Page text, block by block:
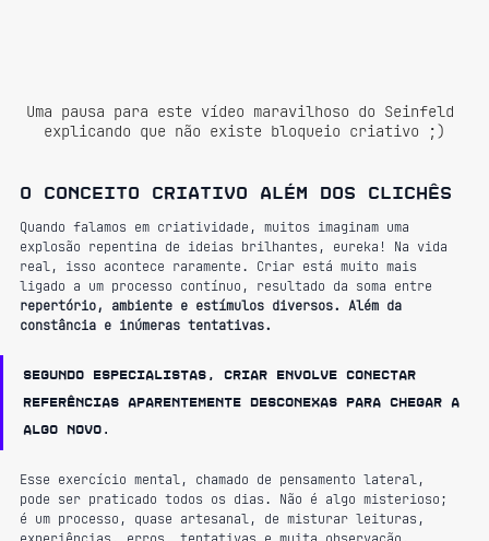
Uma pausa para este vídeo maravilhoso do Seinfeld
explicando que não existe bloqueio criativo ;)
O conceito criativo além dos clichês
Quando falamos em criatividade, muitos imaginam uma
explosão repentina de ideias brilhantes, eureka! Na vida
real, isso acontece raramente. Criar está muito mais
ligado a um processo contínuo, resultado da soma entre
repertório, ambiente e estímulos diversos. Além da
constância e inúmeras tentativas.
Segundo especialistas, criar envolve conectar
referências aparentemente desconexas para chegar a
algo novo.
Esse exercício mental, chamado de pensamento lateral,
pode ser praticado todos os dias. Não é algo misterioso;
é um processo, quase artesanal, de misturar leituras,